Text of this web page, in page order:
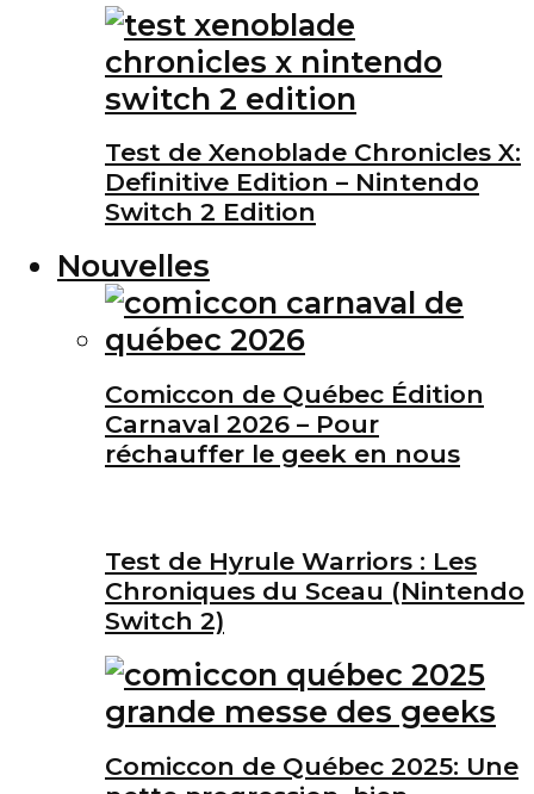
Test de Xenoblade Chronicles X:
Definitive Edition – Nintendo
Switch 2 Edition
Nouvelles
Comiccon de Québec Édition
Carnaval 2026 – Pour
réchauffer le geek en nous
Test de Hyrule Warriors : Les
Chroniques du Sceau (Nintendo
Switch 2)
Comiccon de Québec 2025: Une